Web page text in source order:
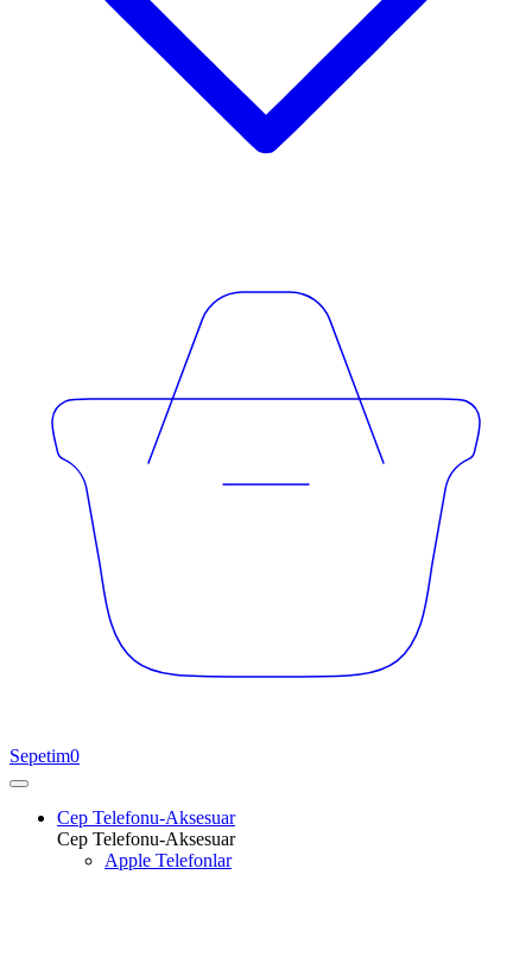
Sepetim0
Cep Telefonu-Aksesuar
Cep Telefonu-Aksesuar
Apple Telefonlar